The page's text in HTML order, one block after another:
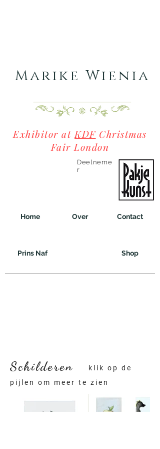
Marike Wienia
Exhibitor at KDF Christmas
Fair London
Deelneme
r
Home Over Contact
Prins Naf Shop
Schilderen
klik op de
pijlen om meer te zien